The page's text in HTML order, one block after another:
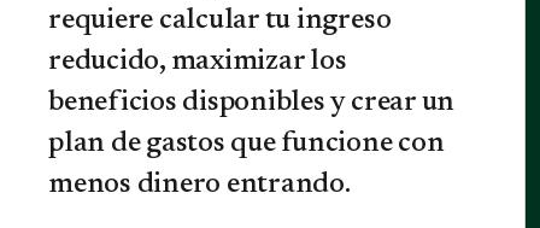
requiere calcular tu ingreso
reducido, maximizar los
beneficios disponibles y crear un
plan de gastos que funcione con
menos dinero entrando.